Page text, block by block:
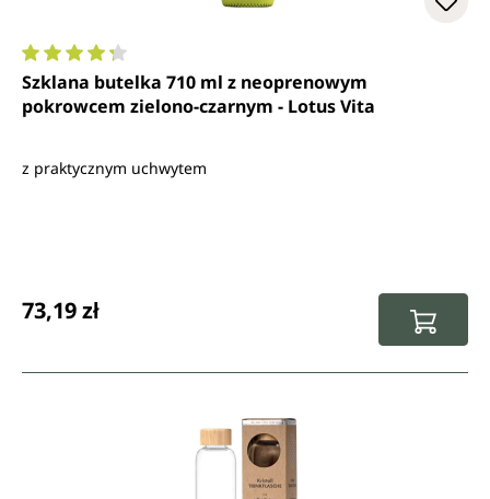
Średnia ocena 4.3 z 5 gwiazdek
Szklana butelka 710 ml z neoprenowym
pokrowcem zielono-czarnym - Lotus Vita
z praktycznym uchwytem
73,19 zł